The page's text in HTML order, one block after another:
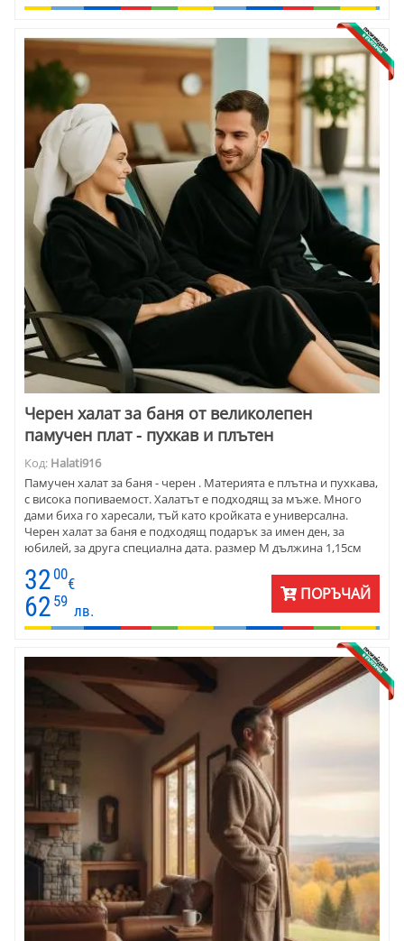
Черен халат за баня от великолепен
памучен плат - пухкав и плътен
Код: Halati916
Памучен халат за баня - черен . Материята е плътна и пухкава,
с висока попиваемост. Халатът е подходящ за мъже. Много
дами биха го харесали, тъй като кройката е универсална.
Черен халат за баня е подходящ подарък за имен ден, за
юбилей, за друга специална дата. размер М дължина 1,15см
ХXLдължина 1,30см
32 00
€
62 59
лв.
ПОРЪЧАЙ